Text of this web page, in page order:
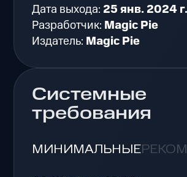
Дата выхода: 25 янв. 2024 г.
Разработчик: Magic Pie
Издатель: Magic Pie
Системные
требования
МИНИМАЛЬНЫЕ